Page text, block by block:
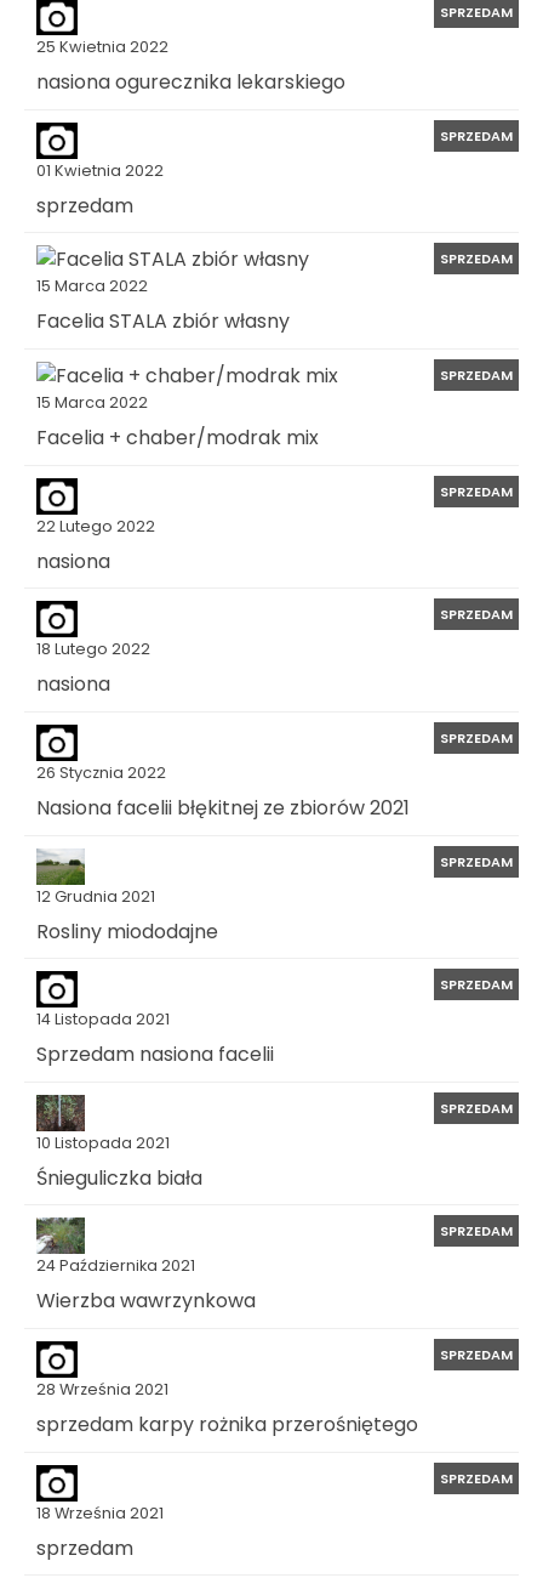
25 Kwietnia 2022
SPRZEDAM
nasiona ogurecznika lekarskiego
01 Kwietnia 2022
SPRZEDAM
sprzedam
15 Marca 2022
SPRZEDAM
Facelia STALA zbiór własny
15 Marca 2022
SPRZEDAM
Facelia + chaber/modrak mix
22 Lutego 2022
SPRZEDAM
nasiona
18 Lutego 2022
SPRZEDAM
nasiona
26 Stycznia 2022
SPRZEDAM
Nasiona facelii błękitnej ze zbiorów 2021
12 Grudnia 2021
SPRZEDAM
Rosliny miododajne
14 Listopada 2021
SPRZEDAM
Sprzedam nasiona facelii
10 Listopada 2021
SPRZEDAM
Śnieguliczka biała
24 Października 2021
SPRZEDAM
Wierzba wawrzynkowa
28 Września 2021
SPRZEDAM
sprzedam karpy rożnika przerośniętego
18 Września 2021
SPRZEDAM
sprzedam